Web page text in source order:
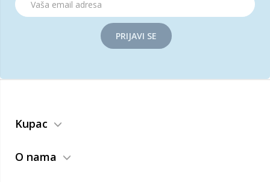
PRIJAVI SE
Kupac
O nama